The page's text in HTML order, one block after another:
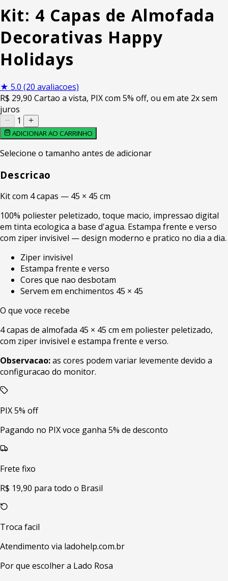
Kit: 4 Capas de Almofada
Decorativas Happy
Holidays
★ 5.0 (20 avaliacoes)
R$ 29,90 Cartao a vista, PIX com 5% off, ou em ate 2x sem
juros
1
ADICIONAR AO CARRINHO
Selecione o tamanho antes de adicionar
Descricao
Kit com 4 capas — 45 × 45 cm
100% poliester peletizado, toque macio, impressao digital
em tinta ecologica a base d'agua. Estampa frente e verso
com ziper invisivel — design moderno e pratico no dia a dia.
Ziper invisivel
Estampa frente e verso
Cores que nao desbotam
Servem em enchimentos 45 × 45
O que voce recebe
4 capas de almofada 45 × 45 cm em poliester peletizado,
com ziper invisivel e estampa frente e verso.
Observacao:as cores podem variar levemente devido a
configuracao do monitor.
PIX 5% off
Pagando no PIX voce ganha 5% de desconto
Frete fixo
R$ 19,90 para todo o Brasil
Troca facil
Atendimento via ladohelp.com.br
Por que escolher a Lado Rosa